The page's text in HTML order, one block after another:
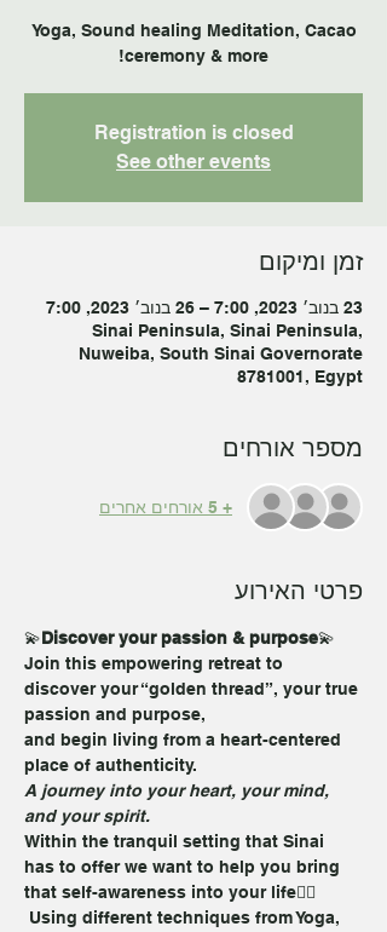
Yoga, Sound healing Meditation, Cacao
ceremony & more!
Registration is closed
See other events
זמן ומיקום
23 בנוב׳ 2023, 7:00 – 26 בנוב׳ 2023, 7:00
Sinai Peninsula, Sinai Peninsula,
Nuweiba, South Sinai Governorate
8781001, Egypt
מספר אורחים
+ 5 אורחים אחרים
פרטי האירוע
💫Discover your passion & purpose💫
Join this empowering retreat to
discover your “golden thread”, your true
passion and purpose,
and begin living from a heart-centered
place of authenticity.
A journey into your heart, your mind,
and your spirit.
Within the tranquil setting that Sinai
has to offer we want to help you bring
that self-awareness into your life🧘‍♀️
Using different techniques from Yoga,